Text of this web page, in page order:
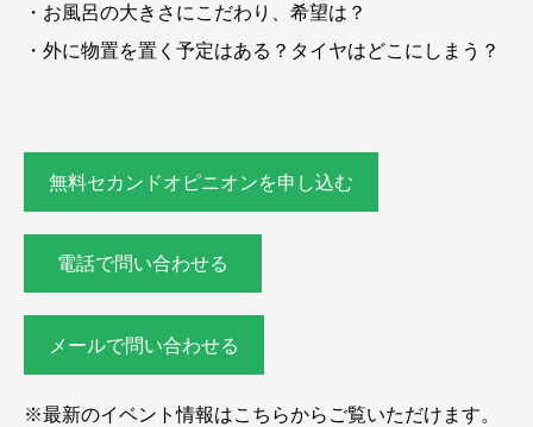
・お風呂の大きさにこだわり、希望は？
・外に物置を置く予定はある？タイヤはどこにしまう？
無料セカンドオピニオンを申し込む
電話で問い合わせる
メールで問い合わせる
※最新のイベント情報はこちらからご覧いただけます。